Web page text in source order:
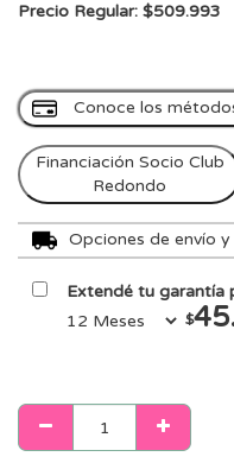
Precio Regular: $509.993
Conoce los
Financiación Socio Club
Redondo
Opciones de envío
Extendé tu garantía
$